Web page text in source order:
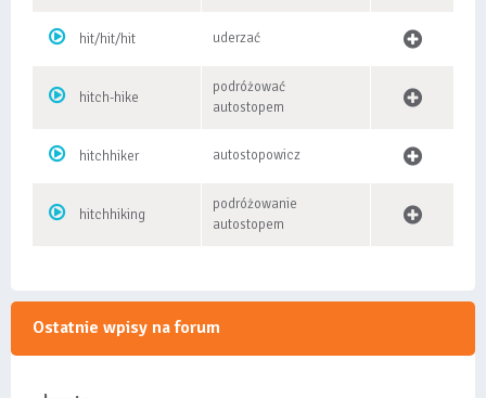
hit/hit/hit uderzać
hitch-hike
podróżować
autostopem
hitchhiker autostopowicz
hitchhiking
podróżowanie
autostopem
Ostatnie wpisy na forum